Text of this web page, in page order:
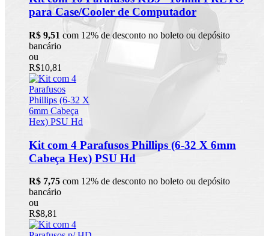
para Case/Cooler de Computador
R$ 9,51 com 12% de desconto no boleto ou depósito
bancário
ou
R$10,81
Kit com 4 Parafusos Phillips (6-32 X 6mm
Cabeça Hex) PSU Hd
R$ 7,75 com 12% de desconto no boleto ou depósito
bancário
ou
R$8,81